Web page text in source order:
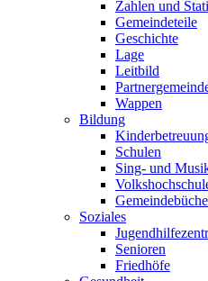
Zahlen und
Gemeindeteile
Geschichte
Lage
Leitbild
Wappen
Bildung
Schulen
Sing- und
Soziales
Senioren
Friedhöfe